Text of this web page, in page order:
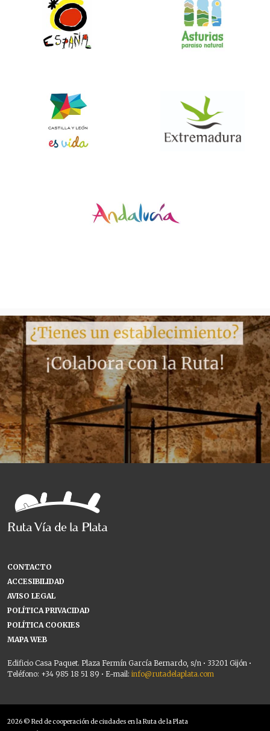
CONTACTO
ACCESIBILIDAD
AVISO LEGAL
POLÍTICA PRIVACIDAD
POLÍTICA COOKIES
MAPA WEB
Edificio Casa Paquet. Plaza Fermín García Bernardo, s/n • 33201 Gijón •
Teléfono: +34 985 18 51 89 • E-mail: info@rutadelaplata.com
2026 © Red de cooperación de ciudades en la Ruta de la Plata